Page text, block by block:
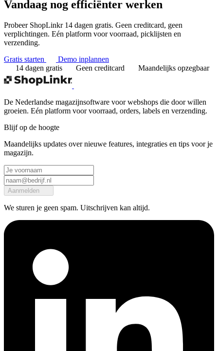
Vandaag nog efficiënter werken
Probeer ShopLinkr 14 dagen gratis. Geen creditcard, geen
verplichtingen. Eén platform voor voorraad, picklijsten en
verzending.
Gratis starten
Demo inplannen
14 dagen gratis
Geen creditcard Maandelijks opzegbaar
De Nederlandse magazijnsoftware voor webshops die door willen
groeien. Eén platform voor voorraad, orders, labels en verzending.
Blijf op de hoogte
Maandelijks updates over nieuwe features, integraties en tips voor je
magazijn.
Aanmelden
We sturen je geen spam. Uitschrijven kan altijd.